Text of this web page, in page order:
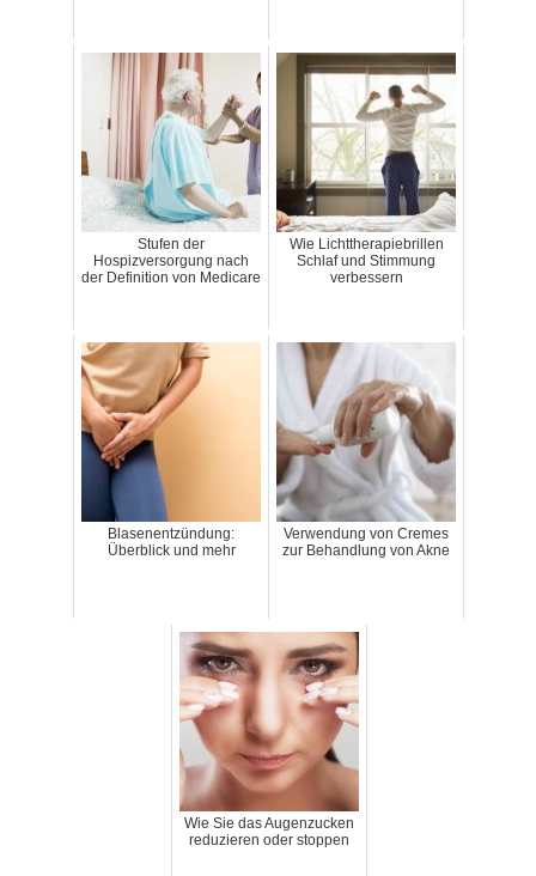
Stufen der
Hospizversorgung nach
der Definition von Medicare
Wie Lichttherapiebrillen
Schlaf und Stimmung
verbessern
Blasenentzündung:
Überblick und mehr
Verwendung von Cremes
zur Behandlung von Akne
Wie Sie das Augenzucken
reduzieren oder stoppen